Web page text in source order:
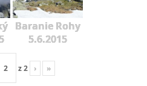
Baranie Rohy
5.6.2015
z2 › »